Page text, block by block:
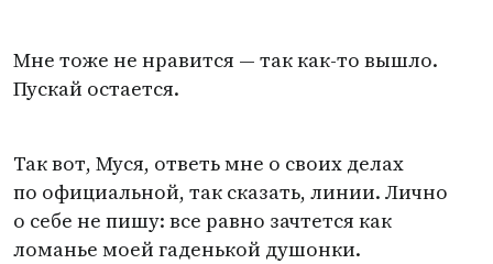
Мне тоже не нравится — так как-то вышло.
Пускай остается.
Так вот, Муся, ответь мне о своих делах
по официальной, так сказать, линии. Лично
о себе не пишу: все равно зачтется как
ломанье моей гаденькой душонки.